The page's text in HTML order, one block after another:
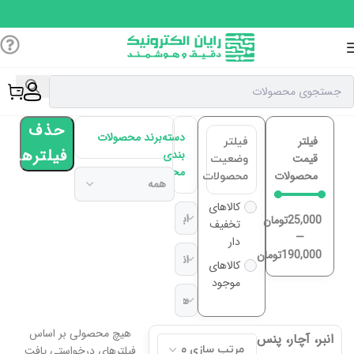
فیلتر
قیمت
محصولات
25,000تومان
—
190,000تومان
فیلتر
وضعیت
محصولات
کالاهای
تخفیف
دار
کالاهای
موجود
دسته
بندی
محصولات
برند محصولات
حذف
فیلترها
انبر، آچار، پنس
هیچ محصولی بر اساس